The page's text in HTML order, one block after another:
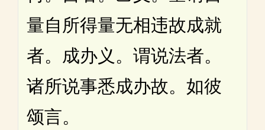
量自所得量无相违故成就
者。成办义。谓说法者。
诸所说事悉成办故。如彼
颂言。